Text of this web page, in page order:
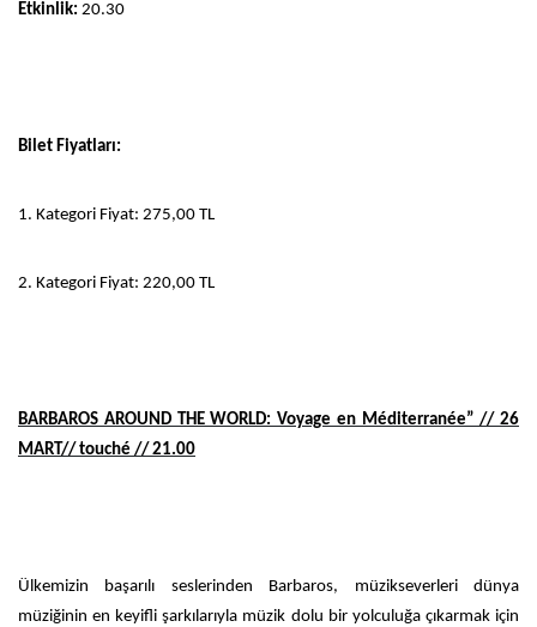
Etkinlik: 20.30
Bilet Fiyatları:
1. Kategori Fiyat: 275,00 TL
2. Kategori Fiyat: 220,00 TL
BARBAROS AROUND THE WORLD: Voyage en Méditerranée” // 26
MART// touché // 21.00
Ülkemizin başarılı seslerinden Barbaros, müzikseverleri dünya
müziğinin en keyifli şarkılarıyla müzik dolu bir yolculuğa çıkarmak için